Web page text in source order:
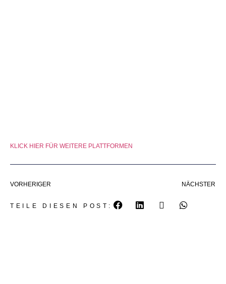
KLICK HIER FÜR WEITERE PLATTFORMEN
VORHERIGER NÄCHSTER
TEILE DIESEN POST: